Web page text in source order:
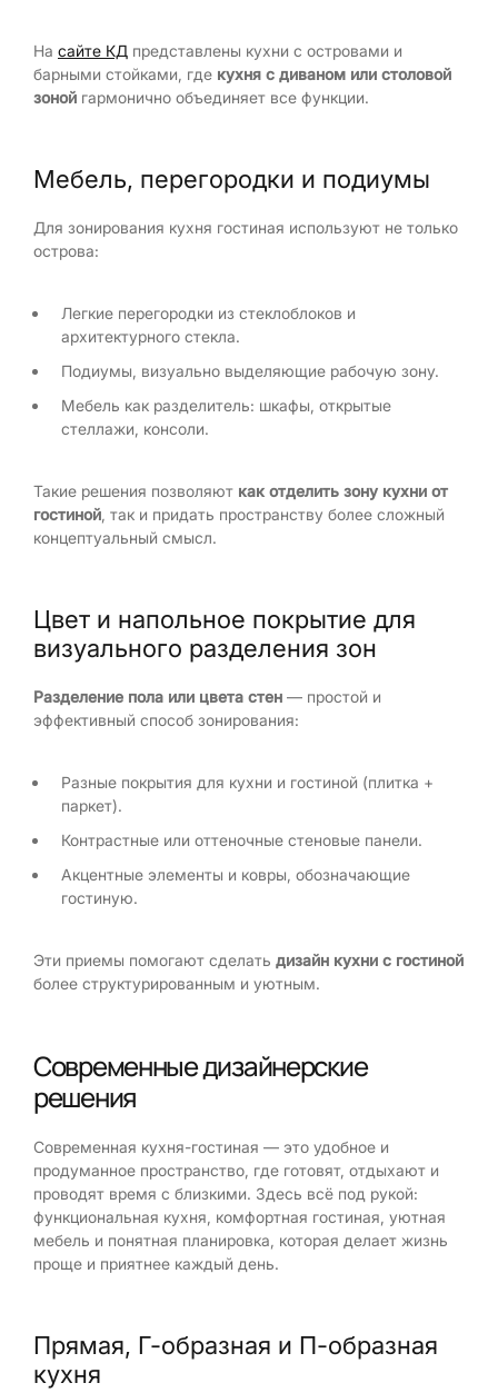
На сайте КД представлены кухни с островами и
барными стойками, где кухня с диваном или столовой
зоной гармонично объединяет все функции.
Мебель, перегородки и подиумы
Для зонирования кухня гостиная используют не только
острова:
Легкие перегородки из стеклоблоков и
архитектурного стекла.
Подиумы, визуально выделяющие рабочую зону.
Мебель как разделитель: шкафы, открытые
стеллажи, консоли.
Такие решения позволяют как отделить зону кухни от
гостиной, так и придать пространству более сложный
концептуальный смысл.
Цвет и напольное покрытие для
визуального разделения зон
Разделение пола или цвета стен — простой и
эффективный способ зонирования:
Разные покрытия для кухни и гостиной (плитка +
паркет).
Контрастные или оттеночные стеновые панели.
Акцентные элементы и ковры, обозначающие
гостиную.
Эти приемы помогают сделать дизайн кухни с гостиной
более структурированным и уютным.
Современные дизайнерские
решения
Современная кухня-гостиная — это удобное и
продуманное пространство, где готовят, отдыхают и
проводят время с близкими. Здесь всё под рукой:
функциональная кухня, комфортная гостиная, уютная
мебель и понятная планировка, которая делает жизнь
проще и приятнее каждый день.
Прямая, Г-образная и П-образная
кухня